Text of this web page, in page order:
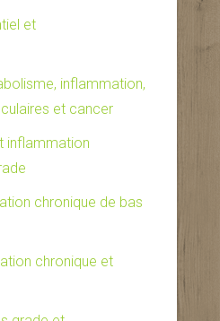
et
inflammation,
et cancer
inflammation
chronique de bas
chronique et